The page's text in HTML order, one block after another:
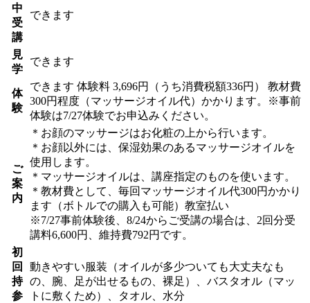
中
受
講
できます
見
学
できます
体
験
できます 体験料 3,696円（うち消費税額336円） 教材費
300円程度（マッサージオイル代）かかります。※事前
体験は7/27体験でお申込みください。
ご
案
内
＊お顔のマッサージはお化粧の上から行います。
＊お顔以外には、保湿効果のあるマッサージオイルを
使用します。
＊マッサージオイルは、講座指定のものを使います。
＊教材費として、毎回マッサージオイル代300円かかり
ます（ボトルでの購入も可能）教室払い
※7/27事前体験後、8/24からご受講の場合は、2回分受
講料6,600円、維持費792円です。
初
回
持
参
動きやすい服装（オイルが多少ついても大丈夫なも
の、腕、足が出せるもの、裸足）、バスタオル（マッ
トに敷くため）、タオル、水分